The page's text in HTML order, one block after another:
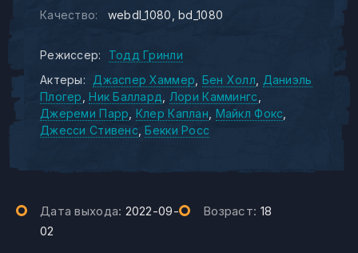
Качество: webdl_1080 bd_1080
Режиссер:
Тодд Гринли
Актеры:
Джаспер Хаммер Бен Холл
Даниэль
Плогер
Ник Баллард
Лори Каммингс
Джереми Парр Клер Каплан Майкл Фокс
Джесси Стивенс Бекки Росс
Дата выхода: 2022-09-
02
Возраст: 18